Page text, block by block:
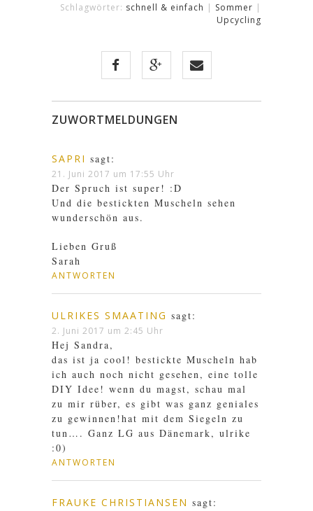
Schlagwörter: schnell & einfach | Sommer |
Upcycling
ZUWORTMELDUNGEN
SAPRI sagt:
21. Juni 2017 um 17:55 Uhr
Der Spruch ist super! :D
Und die bestickten Muscheln sehen
wunderschön aus.
Lieben Gruß
Sarah
ANTWORTEN
ULRIKES SMAATING sagt:
2. Juni 2017 um 2:45 Uhr
Hej Sandra,
das ist ja cool! bestickte Muscheln hab
ich auch noch nicht gesehen, eine tolle
DIY Idee! wenn du magst, schau mal
zu mir rüber, es gibt was ganz geniales
zu gewinnen!hat mit dem Siegeln zu
tun…. Ganz LG aus Dänemark, ulrike
:0)
ANTWORTEN
FRAUKE CHRISTIANSEN sagt: